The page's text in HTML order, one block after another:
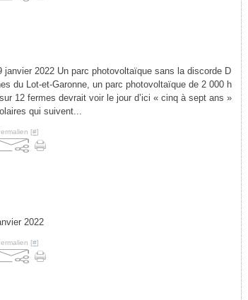
janvier 2022 Un parc photovoltaïque sans la discorde D
du Lot-et-Garonne, un parc photovoltaïque de 2 000 h
12 fermes devrait voir le jour d’ici « cinq à sept ans »
qui suivent...
[#]
2022
[#]